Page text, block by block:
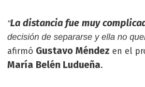
"La distancia fue muy
decisión de separarse y ella no
afirmó Gustavo Méndez en el
María Belén Ludueña.